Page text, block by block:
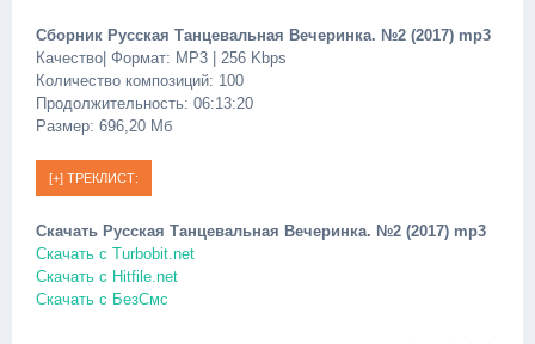
Сборник Русская Танцевальная Вечеринка. №2 (2017) mp3
Качество| Формат: MP3 | 256 Kbps
Количество композиций: 100
Продолжительность: 06:13:20
Размер: 696,20 Мб
Скачать Русская Танцевальная Вечеринка. №2 (2017) mp3
Скачать c Turbobit.net
Скачать c Hitfile.net
Скачать c БезСмс